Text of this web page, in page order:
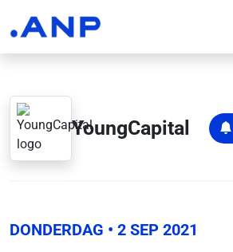
YoungCapital
DONDERDAG • 2 SEP 2021